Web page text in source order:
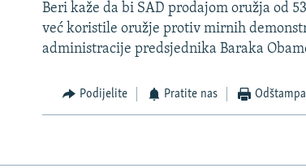
Beri kaže da bi SAD prodajom oružja od
već koristile oružje protiv mirnih
administracije predsjednika Baraka
Podijelite Pratite nas